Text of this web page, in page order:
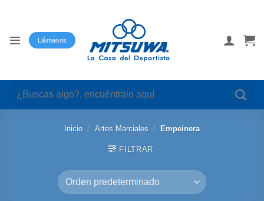
Llámanos
Buscar
por:
Inicio / Artes Marciales / Empeinera
FILTRAR